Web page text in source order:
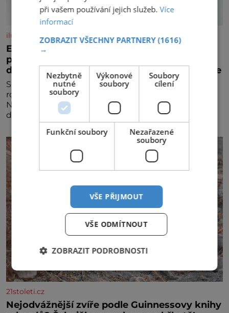
iluxus.cz
Emirates a South African Airways rozšiřují
partnerství. Cestujícím nově zpřístupní
dalších devět destinací v jižní a střední Africe
Společnosti Emirates a South African Airways (SAA)
rozšiřují svou dlouholetou codesharovou spolupráci.
Nová reciproční dohoda zpřístupní cestujícím devět
dalších destinací v jižní a střední Africe a u
21stoleti.cz
Nejodvážnější zvíře podle Guinnessovy knihy
při vašem používání jejich služeb.Více
informací
ZOBRAZIT VŠECHNY PARTNERY(1616)
→
Nezbytně
nutné
soubory
Výkonové
soubory
Soubory
cílení
Funkční soubory
Nezařazené
soubory
VŠE PŘIJMOUT
VŠE ODMÍTNOUT
ZOBRAZIT PODROBNOSTI